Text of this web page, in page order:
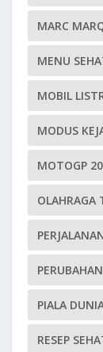
MARC
MENU
MOBIL
MODUS
MOTOGP
OLAHRAGA
PIALA
RESEP